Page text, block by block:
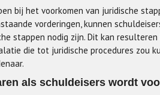
bij het voorkomen van juridische
vorderingen, kunnen
stappen nodig zijn. Dit kan
die tot juridische procedures zou
als schuldeisers wordt